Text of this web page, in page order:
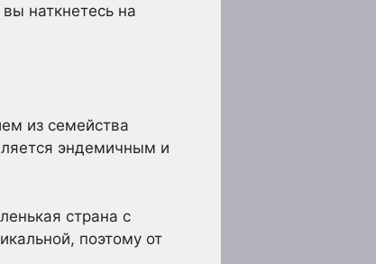
наткнетесь на
из семейства
эндемичным и
страна с
поэтому от